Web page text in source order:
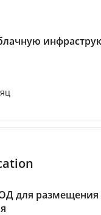
для размещения